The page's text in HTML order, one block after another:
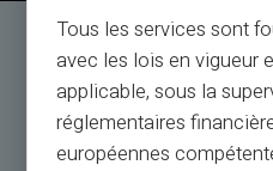
Servicio y
personas
Servicio de atención al
Tous les services sont
avec les lois en vigueur
applicable, sous la
réglementaires
européennes